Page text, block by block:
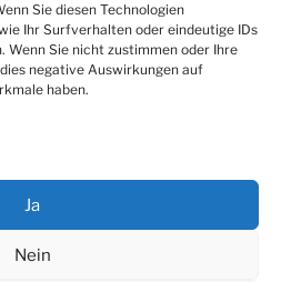
Sie diesen Technologien
Ihr Surfverhalten oder eindeutige IDs
Wenn Sie nicht zustimmen oder Ihre
negative Auswirkungen auf
haben.
Ja
Nein